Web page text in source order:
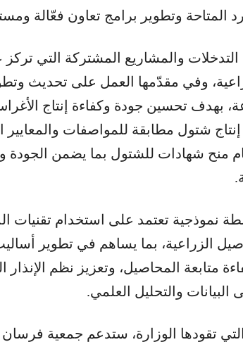
المتاحة وتطوير برامج تعاون فعّالة
والمشاريع المشتركة التي تركز
وفي مقدّمها العمل على تحديث
بهدف تحسين جودة وكفاءة إنتاج
شتول مطابقة للمواصفات والمعايير
منح شهادات للشتول بما يضمن
نموذجية تعتمد على استخدام تقنيات
الزراعية، بما يساهم في تطوير
متابعة المحاصيل، وتعزيز نظم الإنذار
البيانات والتحليل العلمي.
تقودها الوزارة، ستدعم جمعية